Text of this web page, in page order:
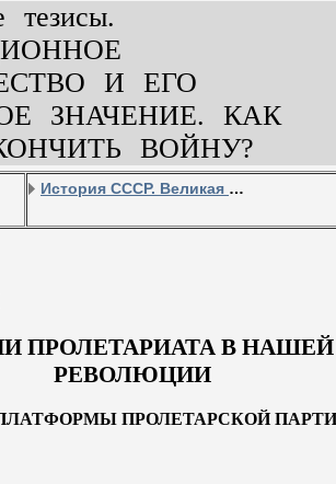
тезисы.
И ЕГО
ЗНАЧЕНИЕ. КАК
ВОЙНУ?
История СССР. Великая Октябрьская Социалистическая Революция. Апрель 1917г.
ПРОЛЕТАРИАТА В НАШЕЙ
РЕВОЛЮЦИИ
ПРОЛЕТАРСКОЙ